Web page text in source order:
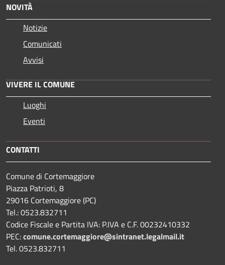
NOVITÀ
Notizie
Comunicati
Avvisi
VIVERE IL COMUNE
Luoghi
Eventi
CONTATTI
Comune di Cortemaggiore
Piazza Patrioti, 8
29016 Cortemaggiore (PC)
Tel.: 0523.832711
Codice Fiscale e Partita IVA: P.IVA e C.F. 00232410332
PEC:comune.cortemaggiore@sintranet.legalmail.it
Tel. 0523.832711